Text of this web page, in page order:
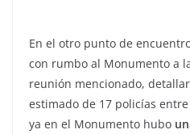
En el otro punto de
con rumbo al Monumento a
reunión mencionado,
estimado de 17 policías
ya en el Monumento hubo